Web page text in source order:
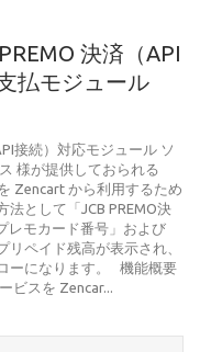
決済（API
払モジュール
接続）対応モジュール ソ
様が提供しておられる
Zencart から利用するため
として「JCB PREMO決
レモカード番号」および
リペイド残高が表示され、
ーになります。 機能概要
ビスを Zencar...